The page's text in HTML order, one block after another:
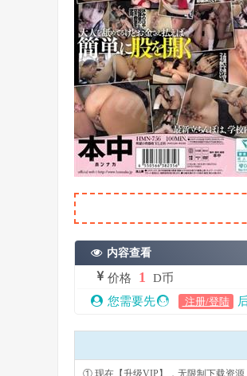
内容查看
价格 1
D币
您需要先
注册/登陆
① 现在【升级VIP】，无限制下载资源